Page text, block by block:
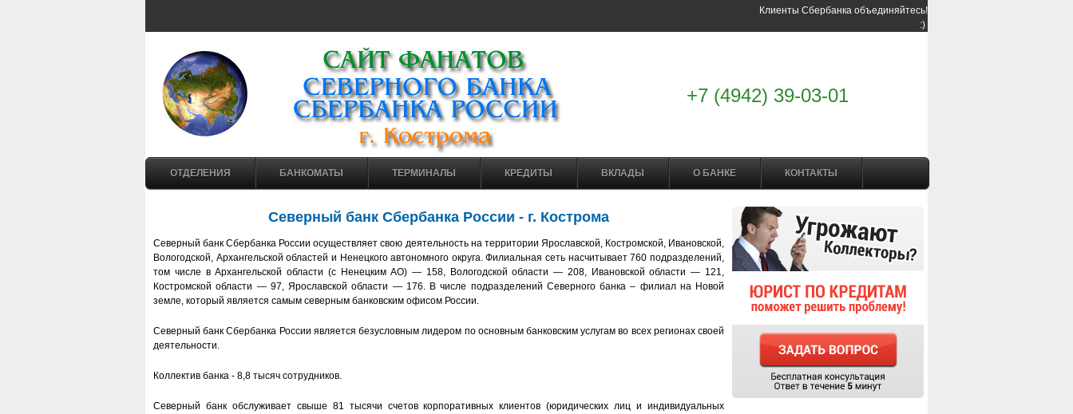
Клиенты Сбербанка объединяйтесь!
:)
+7 (4942) 39-03-01
ОТДЕЛЕНИЯ БАНКОМАТЫ ТЕРМИНАЛЫ КРЕДИТЫ ВКЛАДЫ О БАНКЕ КОНТАКТЫ
Северный банк Сбербанка России - г. Кострома
Северный банк Сбербанка России осуществляет свою деятельность на территории Ярославской, Костромской, Ивановской,
Вологодской, Архангельской областей и Ненецкого автономного округа. Филиальная сеть насчитывает 760 подразделений,
том числе в Архангельской области (с Ненецким АО) — 158, Вологодской области — 208, Ивановской области — 121,
Костромской области — 97, Ярославской области — 176. В числе подразделений Северного банка – филиал на Новой
земле, который является самым северным банковским офисом России.
Северный банк Сбербанка России является безусловным лидером по основным банковским услугам во всех регионах своей
деятельности.
Коллектив банка - 8,8 тысяч сотрудников.
Северный банк обслуживает свыше 81 тысячи счетов корпоративных клиентов (юридических лиц и индивидуальных